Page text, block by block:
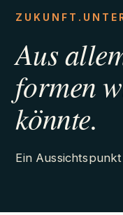
Aus
formen
könnte.
Ein